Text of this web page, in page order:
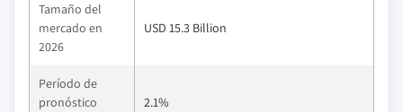
Tamaño del
mercado en
2026
USD 15.3 Billion
Período de
pronóstico
2.1%